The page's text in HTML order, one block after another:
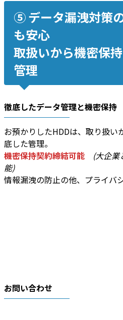
⑤ データ漏洩対策
も安心
取扱いから機密保
管理
徹底したデータ管理と機密保持
お預かりしたHDDは、取り扱い
底した管理。
機密保持契約締結可能
(大企業
能)
情報漏洩の防止の他、プライバ
お問い合わせ